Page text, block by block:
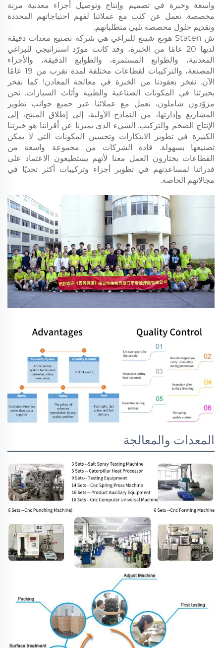
واسعة وخبرة في تصميم وإنتاج وتوصيل أجزاء معدنية مرنة
مخصصة. نعمل عن كثب مع عملائنا لفهم احتياجاتهم المحددة
وتقديم حلول مخصصة تلبي متطلباتهم.
ش Staten هونغ شينغ للبراغي هي شركة تصنيع معدات دقيقة
لديها 20 عامًا من الخبرة، وقد كانت مورّد استراتيجي للبراغي
المعدنية، والطوابع المستمرة، والطوابع الدقيقة، والأجزاء
المصنعة، والتركيبات لقطاعات مختلفة لمدة تقرب من 19 عامًا
الآن. نفخر بعقودنا من الخبرة في معالجة المعادن! كما نفخر
بخبرتنا في المكونات الصناعية والطبية وأثاث السيارات. نحن
مزوّدون شاملون، نعمل مع عملائنا عبر جميع جوانب تطوير
المشاريع وإدارتها، من النماذج الأولية، إلى إطلاق المنتج، إلى
الإنتاج الضخم والتركيب. الشيء الذي يميزنا عن أقراننا هو خبرتنا
الكبيرة في تطوير الابتكارات وتحسين المكونات التي لا يمكن
تصنيعها بسهولة. قادة الشركات من مجموعة واسعة من
القطاعات يختارون العمل معنا لأنهم يستطيعون الاعتماد على
قدراتنا لمساعدتهم في تطوير أجزاء وتركيبات أكثر تحديًا في
مجالاتهم الخاصة.
المعدات والمعالجة